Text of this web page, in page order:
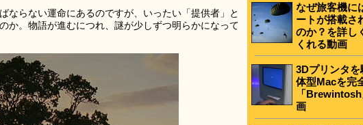
ならない運命にあるのですが、いったい「提供者」と
か。物語が進むにつれ、謎が少しずつ明らかになって
なぜ旅客機に
ートが搭載さ
のか？を詳し
くれる動画
3Dプリンタ
体型Macを完
「
画